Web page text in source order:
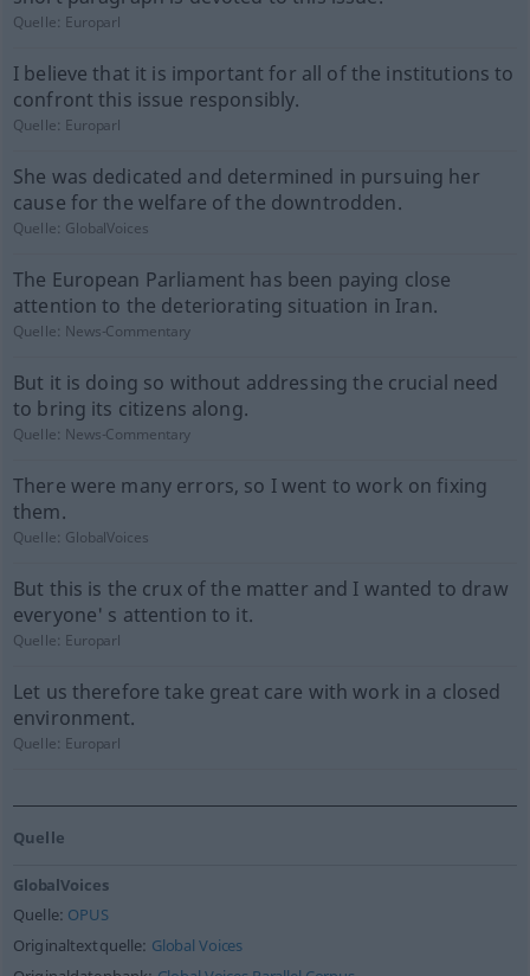
Quelle: Europarl
I believe that it is important for all of the institutions to
confront this issue responsibly.
Quelle: Europarl
She was dedicated and determined in pursuing her
cause for the welfare of the downtrodden.
Quelle: GlobalVoices
The European Parliament has been paying close
attention to the deteriorating situation in Iran.
Quelle: News-Commentary
But it is doing so without addressing the crucial need
to bring its citizens along.
Quelle: News-Commentary
There were many errors, so I went to work on fixing
them.
Quelle: GlobalVoices
But this is the crux of the matter and I wanted to draw
everyone' s attention to it.
Quelle: Europarl
Let us therefore take great care with work in a closed
environment.
Quelle: Europarl
Quelle
GlobalVoices
Quelle: OPUS
Originaltextquelle: Global Voices